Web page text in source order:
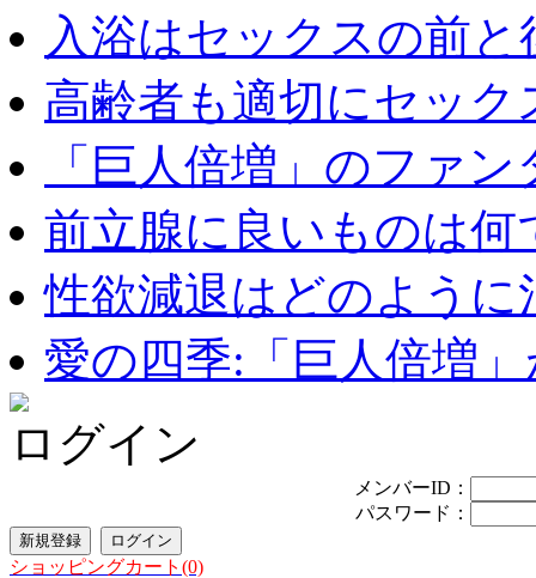
入浴はセックスの前と
高齢者も適切にセック
「巨人倍増」のファ
前立腺に良いものは何
性欲減退はどのように
愛の四季:「巨人倍増
ログイン
メンバーID：
パスワード：
ショッピングカート(0)